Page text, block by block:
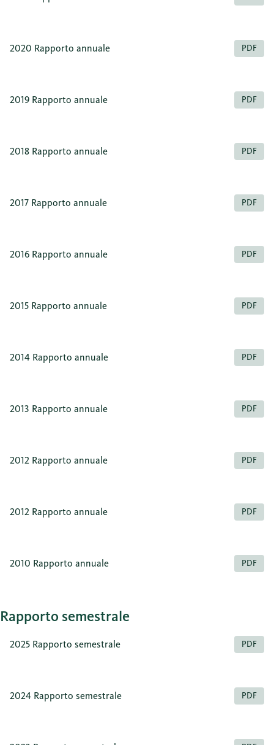
2020 Rapporto annuale PDF
2019 Rapporto annuale PDF
2018 Rapporto annuale PDF
2017 Rapporto annuale PDF
2016 Rapporto annuale PDF
2015 Rapporto annuale PDF
2014 Rapporto annuale PDF
2013 Rapporto annuale PDF
2012 Rapporto annuale PDF
2012 Rapporto annuale PDF
2010 Rapporto annuale PDF
Rapporto semestrale
2025 Rapporto semestrale PDF
2024 Rapporto semestrale PDF